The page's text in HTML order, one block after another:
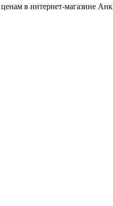
в интернет-магазине